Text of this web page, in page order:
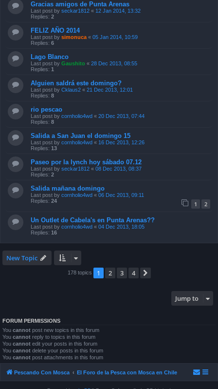
Gracias amigos de Punta Arenas
Last post by seckar1812 « 12 Jan 2014, 13:32
Replies: 2
FELIZ AÑO 2014
Last post by simonuca « 05 Jan 2014, 10:59
Replies: 6
Lago Blanco
Last post by Gaushito « 28 Dec 2013, 08:55
Replies: 1
Alguien saldrá este domingo?
Last post by Cklaus2 « 21 Dec 2013, 12:01
Replies: 8
rio pescao
Last post by cornholio4wd « 20 Dec 2013, 07:44
Replies: 8
Salida a San Juan el domingo 15
Last post by cornholio4wd « 16 Dec 2013, 12:26
Replies: 13
Paseo por la lynch hoy sábado 07.12
Last post by seckar1812 « 08 Dec 2013, 08:37
Replies: 2
Salida mañana domingo
Last post by cornholio4wd « 06 Dec 2013, 09:11
Replies: 24 1 2
Un Outlet de Cabela's en Punta Arenas??
Last post by cornholio4wd « 04 Dec 2013, 18:05
Replies: 16
New Topic
178 topics 1 2 3 4
Jump to
FORUM PERMISSIONS
You cannot post new topics in this forum
You cannot reply to topics in this forum
You cannot edit your posts in this forum
You cannot delete your posts in this forum
You cannot post attachments in this forum
Pescando Con Mosca El Foro de la Pesca con Mosca en Chile